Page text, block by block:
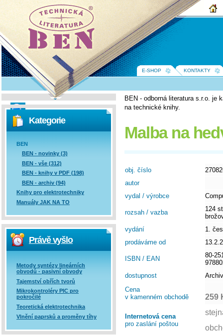
BEN -
technická
literatura
BEN - odborná literatura s.r.o. je
na technické knihy.
Malba na
obj. číslo
autor
vydal / výrobce
rozsah / vazba
124
vydání
1.
prodáváme od
ISBN / EAN
80-
dostupnost
Archiv
Cena
v kamenném obchodě
259
Internetová cena
pro zaslání poštou
Vyhledávání
Kategorie
BEN
BEN - novinky (3)
BEN - vše (312)
BEN - knihy v PDF (198)
BEN - archiv (94)
Knihy pro elektrotechniky
Manuály JAK NA TO
Právě vyšlo
Metody syntézy lineárních
obvodů - pasivní obvody
Tajemství obřích tvorů
Mikrokontroléry PIC pro
pokročilé
Teoretická elektrotechnika
Vlnění paprsků a proměny tíhy
E-SHOP KONTAKTY